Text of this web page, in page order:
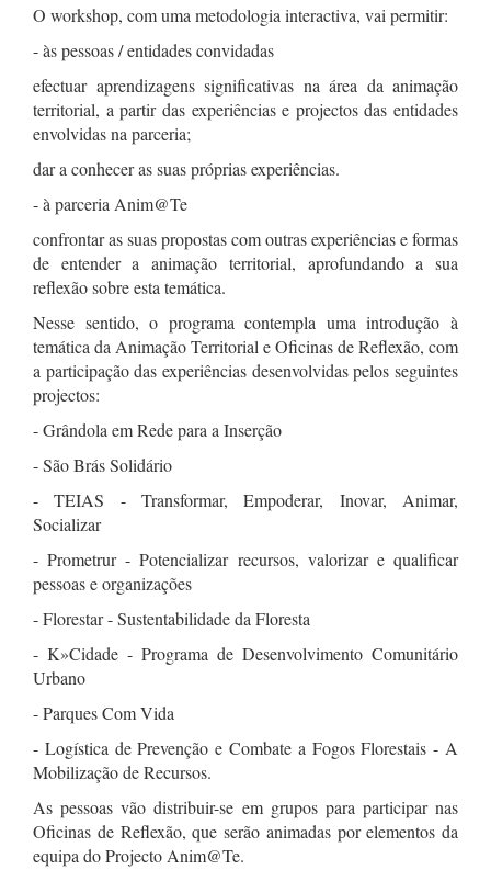
O workshop, com uma metodologia interactiva, vai permitir:
- às pessoas / entidades convidadas
efectuar aprendizagens significativas na área da animação
territorial, a partir das experiências e projectos das entidades
envolvidas na parceria;
dar a conhecer as suas próprias experiências.
- à parceria Anim@Te
confrontar as suas propostas com outras experiências e formas
de entender a animação territorial, aprofundando a sua
reflexão sobre esta temática.
Nesse sentido, o programa contempla uma introdução à
temática da Animação Territorial e Oficinas de Reflexão, com
a participação das experiências desenvolvidas pelos seguintes
projectos:
- Grândola em Rede para a Inserção
- São Brás Solidário
- TEIAS - Transformar, Empoderar, Inovar, Animar,
Socializar
- Prometrur - Potencializar recursos, valorizar e qualificar
pessoas e organizações
- Florestar - Sustentabilidade da Floresta
- K»Cidade - Programa de Desenvolvimento Comunitário
Urbano
- Parques Com Vida
- Logística de Prevenção e Combate a Fogos Florestais - A
Mobilização de Recursos.
As pessoas vão distribuir-se em grupos para participar nas
Oficinas de Reflexão, que serão animadas por elementos da
equipa do Projecto Anim@Te.